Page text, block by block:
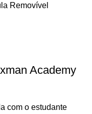
Removível
Academy
com o estudante